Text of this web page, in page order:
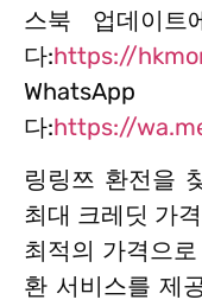
스북 업데이
다:https://
다:https://
링링쯔 환전을
최대 크레딧 가
최적의 가격으
환 서비스를 제